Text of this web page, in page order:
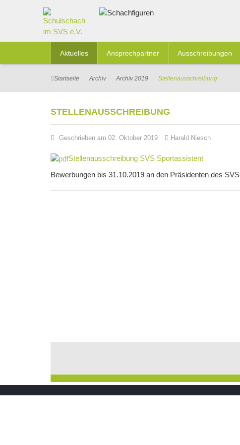
Aktuelles Ansprechpartner Ausschreibungen
Startseite Archiv Archiv 2019 Stellenausschreibung
STELLENAUSSCHREIBUNG
Geschrieben am 02. Oktober 2019 Harald Niesch
Stellenausschreibung SVS Sportassistent
Bewerbungen bis 31.10.2019 an den Präsidenten des SVS